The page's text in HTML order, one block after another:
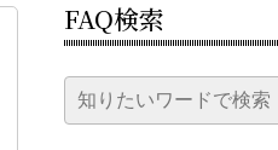
FAQ検索